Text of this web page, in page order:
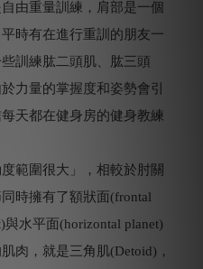
由重量訓練，肩部是一個
時有在進行重訓的朋友一
訓練肱二頭肌、肱三頭
力量的掌握度和姿勢會引
天都在健身房的健身教練
範圍很大」，相較於肘關
時擁有了額狀面(frontal
與水平面(horizontal planet)
肉，就是三角肌(Detoid)，